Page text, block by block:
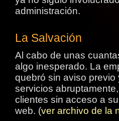
administración.
La Salvación
Al cabo de unas
algo inesperado. La
quebró sin aviso previo
servicios
clientes sin acceso a
web. (ver archivo de la